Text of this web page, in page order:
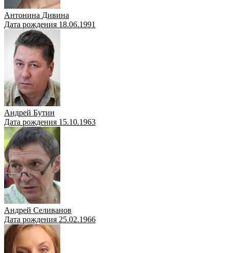
Антонина Дивина
Дата рождения 18.06.1991
Андрей Бутин
Дата рождения 15.10.1963
Андрей Селиванов
Дата рождения 25.02.1966